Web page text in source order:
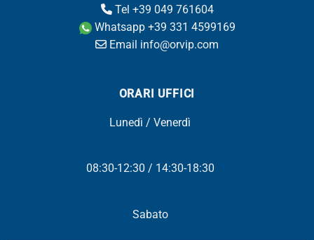
Tel +39 049 761604
Whatsapp +39 331 4599169
Email info@orvip.com
ORARI UFFICI
Lunedì / Venerdì
08:30-12:30 / 14:30-18:30
Sabato